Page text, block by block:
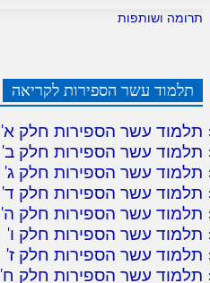
תרומה ושותפות
תלמוד עשר הספירות לקריאה
תלמוד עשר הספירות חלק א'
תלמוד עשר הספירות חלק ב'
תלמוד עשר הספירות חלק ג'
תלמוד עשר הספירות חלק ד'
תלמוד עשר הספירות חלק ה'
תלמוד עשר הספירות חלק ו'
תלמוד עשר הספירות חלק ז'
תלמוד עשר הספירות חלק ח'